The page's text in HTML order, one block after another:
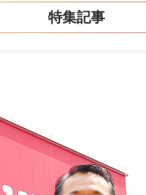
特集記事